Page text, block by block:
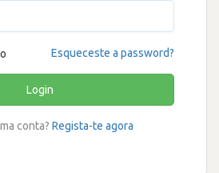
Esqueceste a password?
Login
conta? Regista-te agora